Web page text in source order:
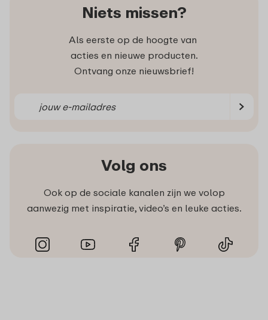
Niets missen?
Als eerste op de hoogte van
acties en nieuwe producten.
Ontvang onze nieuwsbrief!
Volg ons
Ook op de sociale kanalen zijn we volop
aanwezig met inspiratie, video’s en leuke acties.